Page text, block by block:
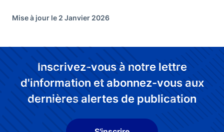
Mise à jour le 2 Janvier 2026
Inscrivez-vous à notre lettre
d'information et abonnez-vous aux
dernières alertes de publication